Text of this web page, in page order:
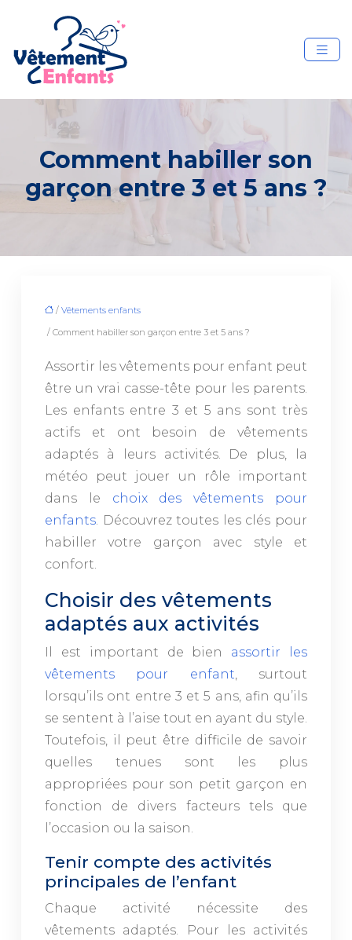
Comment habiller son
garçon entre 3 et 5 ans ?
/ Vêtements enfants
/ Comment habiller son garçon entre 3 et 5 ans ?
Assortir les vêtements pour enfant peut
être un vrai casse-tête pour les parents.
Les enfants entre 3 et 5 ans sont très
actifs et ont besoin de vêtements
adaptés à leurs activités. De plus, la
météo peut jouer un rôle important
dans le choix des vêtements pour
enfants. Découvrez toutes les clés pour
habiller votre garçon avec style et
confort.
Choisir des vêtements
adaptés aux activités
Il est important de bien assortir les
vêtements pour enfant, surtout
lorsqu’ils ont entre 3 et 5 ans, afin qu’ils
se sentent à l’aise tout en ayant du style.
Toutefois, il peut être difficile de savoir
quelles tenues sont les plus
appropriées pour son petit garçon en
fonction de divers facteurs tels que
l’occasion ou la saison.
Tenir compte des activités
principales de l’enfant
Chaque activité nécessite des
vêtements adaptés. Pour les activités